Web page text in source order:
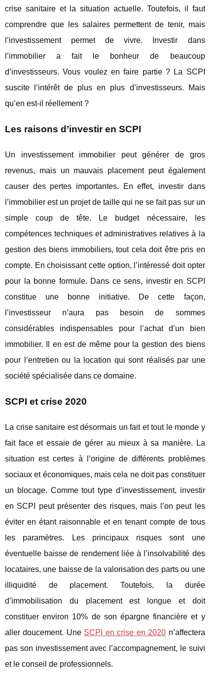
crise sanitaire et la situation actuelle. Toutefois, il faut
comprendre que les salaires permettent de tenir, mais
l’investissement permet de vivre. Investir dans
l’immobilier a fait le bonheur de beaucoup
d’investisseurs. Vous voulez en faire partie ? La SCPI
suscite l’intérêt de plus en plus d’investisseurs. Mais
qu’en est-il réellement ?
Les raisons d’investir en SCPI
Un investissement immobilier peut générer de gros
revenus, mais un mauvais placement peut également
causer des pertes importantes. En effet, investir dans
l’immobilier est un projet de taille qui ne se fait pas sur un
simple coup de tête. Le budget nécessaire, les
compétences techniques et administratives relatives à la
gestion des biens immobiliers, tout cela doit être pris en
compte. En choisissant cette option, l’intéressé doit opter
pour la bonne formule. Dans ce sens, investir en SCPI
constitue une bonne initiative. De cette façon,
l’investisseur n’aura pas besoin de sommes
considérables indispensables pour l’achat d’un bien
immobilier. Il en est de même pour la gestion des biens
pour l’entretien ou la location qui sont réalisés par une
société spécialisée dans ce domaine.
SCPI et crise 2020
La crise sanitaire est désormais un fait et tout le monde y
fait face et essaie de gérer au mieux à sa manière. La
situation est certes à l’origine de différents problèmes
sociaux et économiques, mais cela ne doit pas constituer
un blocage. Comme tout type d’investissement, investir
en SCPI peut présenter des risques, mais l’on peut les
éviter en étant raisonnable et en tenant compte de tous
les paramètres. Les principaux risques sont une
éventuelle baisse de rendement liée à l’insolvabilité des
locataires, une baisse de la valorisation des parts ou une
illiquidité de placement. Toutefois, la durée
d’immobilisation du placement est longue et doit
constituer environ 10% de son épargne financière et y
aller doucement. Une SCPI en crise en 2020 n’affectera
pas son investissement avec l’accompagnement, le suivi
et le conseil de professionnels.